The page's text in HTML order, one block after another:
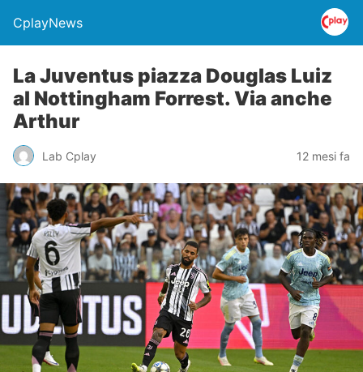
CplayNews
La Juventus piazza Douglas Luiz
al Nottingham Forrest. Via anche
Arthur
Lab Cplay 12 mesi fa